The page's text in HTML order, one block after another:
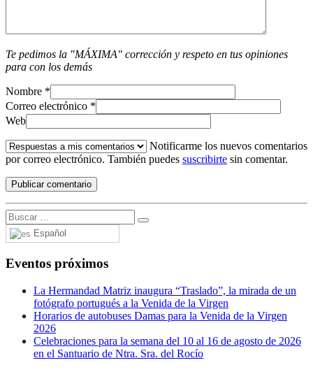
Te pedimos la "MÁXIMA" corrección y respeto en tus opiniones
para con los demás
Nombre *
Correo electrónico *
Web
Notificarme los nuevos comentarios
por correo electrónico. También puedes suscribirte sin comentar.
Español
Eventos próximos
La Hermandad Matriz inaugura “Traslado”, la mirada de un
fotógrafo portugués a la Venida de la Virgen
Horarios de autobuses Damas para la Venida de la Virgen
2026
Celebraciones para la semana del 10 al 16 de agosto de 2026
en el Santuario de Ntra. Sra. del Rocío